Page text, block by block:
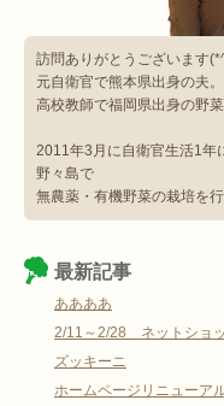
訪問ありがとうございます
元自衛官で熊本県出身の夫。
高校教師で福岡県出身の野菜
2011年3月に自衛官生活1年
野々島で
無農薬・有機野菜の栽培を
最新記事
ああああ
2/11～2/28 ネットショ
ズッキーニ
ホームページリニューア